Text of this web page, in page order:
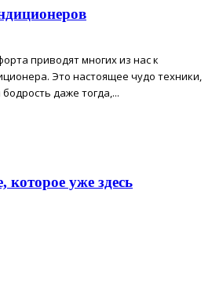
приводят многих из нас к
Это настоящее чудо техники,
даже тогда,...
которое уже здесь